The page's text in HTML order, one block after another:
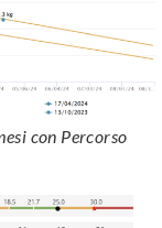
con Percorso